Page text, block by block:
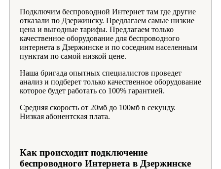
Подключим беспроводной Интернет там где другие
отказали по Дзержинску. Предлагаем самые низкие
цена и выгодные тарифы. Предлагаем только
качественное оборудование для беспроводного
интернета в Дзержинске и по соседним населенным
пунктам по самой низкой цене.
Наша бригада опытных специалистов проведет
анализ и подберет только качественное оборудование
которое будет работать со 100% гарантией.
Средняя скорость от 20мб до 100мб в секунду.
Низкая абонентская плата.
Как происходит подключение
беспроводного Интернета в Дзержинске